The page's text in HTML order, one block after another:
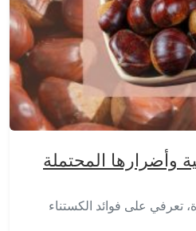
وأضرارها المحتملة
تعرفي على فوائد الكستناء